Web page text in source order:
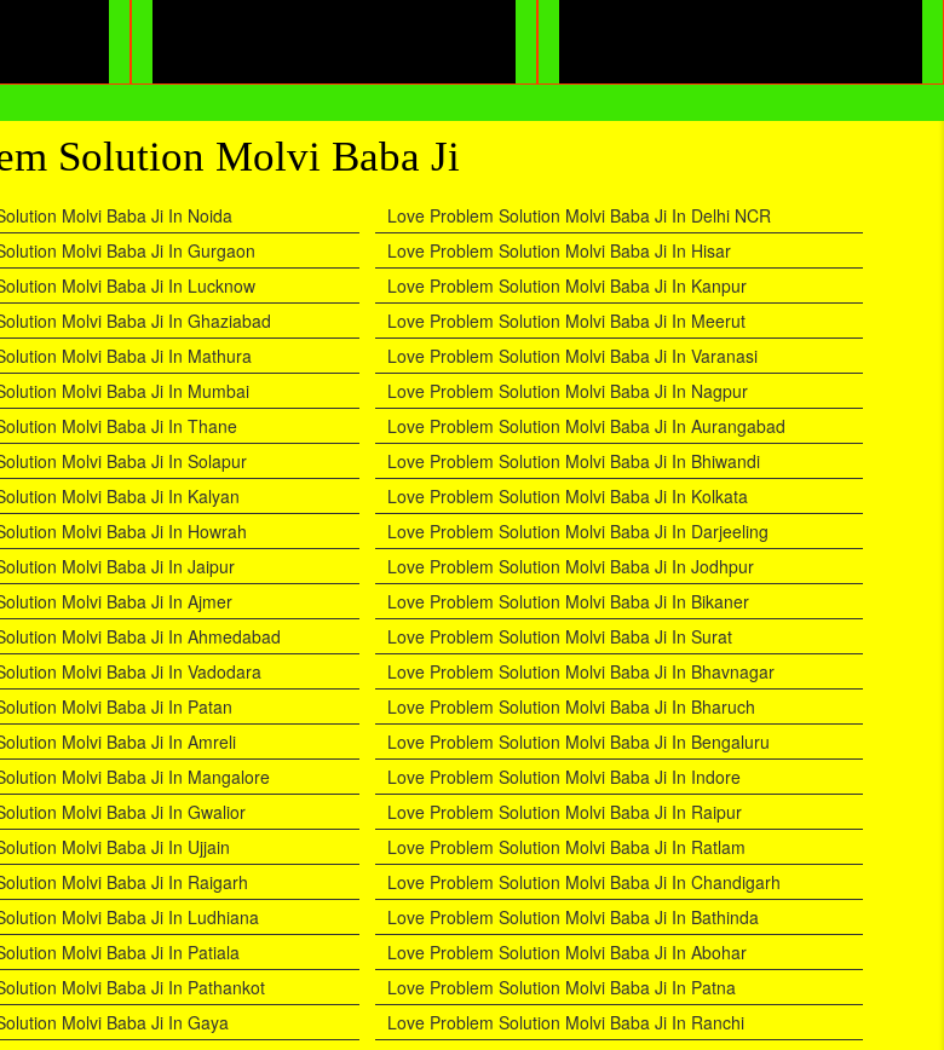
Solution Molvi Baba Ji
Molvi Baba Ji In Noida
Love Problem Solution Molvi Baba Ji In Delhi NCR
Molvi Baba Ji In Gurgaon
Love Problem Solution Molvi Baba Ji In Hisar
Molvi Baba Ji In Lucknow
Love Problem Solution Molvi Baba Ji In Kanpur
Molvi Baba Ji In Ghaziabad
Love Problem Solution Molvi Baba Ji In Meerut
Molvi Baba Ji In Mathura
Love Problem Solution Molvi Baba Ji In Varanasi
Molvi Baba Ji In Mumbai
Love Problem Solution Molvi Baba Ji In Nagpur
Molvi Baba Ji In Thane
Love Problem Solution Molvi Baba Ji In Aurangabad
Molvi Baba Ji In Solapur
Love Problem Solution Molvi Baba Ji In Bhiwandi
Molvi Baba Ji In Kalyan
Love Problem Solution Molvi Baba Ji In Kolkata
Molvi Baba Ji In Howrah
Love Problem Solution Molvi Baba Ji In Darjeeling
Molvi Baba Ji In Jaipur
Love Problem Solution Molvi Baba Ji In Jodhpur
Molvi Baba Ji In Ajmer
Love Problem Solution Molvi Baba Ji In Bikaner
Molvi Baba Ji In Ahmedabad
Love Problem Solution Molvi Baba Ji In Surat
Molvi Baba Ji In Vadodara
Love Problem Solution Molvi Baba Ji In Bhavnagar
Molvi Baba Ji In Patan
Love Problem Solution Molvi Baba Ji In Bharuch
Molvi Baba Ji In Amreli
Love Problem Solution Molvi Baba Ji In Bengaluru
Molvi Baba Ji In Mangalore
Love Problem Solution Molvi Baba Ji In Indore
Molvi Baba Ji In Gwalior
Love Problem Solution Molvi Baba Ji In Raipur
Molvi Baba Ji In Ujjain
Love Problem Solution Molvi Baba Ji In Ratlam
Molvi Baba Ji In Raigarh
Love Problem Solution Molvi Baba Ji In Chandigarh
Molvi Baba Ji In Ludhiana
Love Problem Solution Molvi Baba Ji In Bathinda
Molvi Baba Ji In Patiala
Love Problem Solution Molvi Baba Ji In Abohar
Molvi Baba Ji In Pathankot
Love Problem Solution Molvi Baba Ji In Patna
Molvi Baba Ji In Gaya
Love Problem Solution Molvi Baba Ji In Ranchi